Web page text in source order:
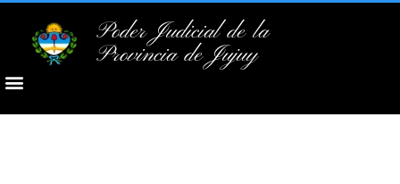
Poder Judicial de la
Provincia de Jujuy